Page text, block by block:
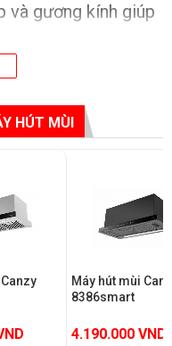
và gương kính giúp
mùi được trang
led thay vì
công suất nhưng
cảm ứng dễ
, có tính năng cảm
HÚT MÙI
Máy hút mùi
8386smart
4.190.000 VND